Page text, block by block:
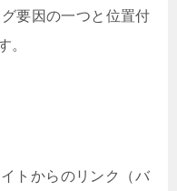
要因の一つと位置付
。
トからのリンク（バ